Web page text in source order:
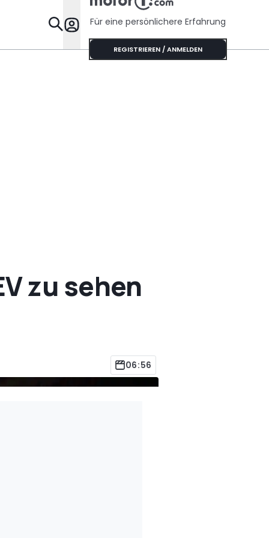
Specials
Für eine persönlichere Erfahrung
REGISTRIEREN / ANMELDEN
zu sehen
06:56